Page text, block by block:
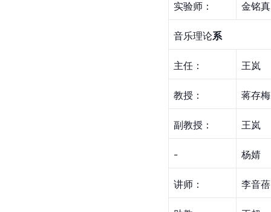
实验师： 金铭真
音乐理论系
主任： 王岚
教授： 蒋存梅
副教授： 王岚
- 杨婧
讲师： 李音蓓